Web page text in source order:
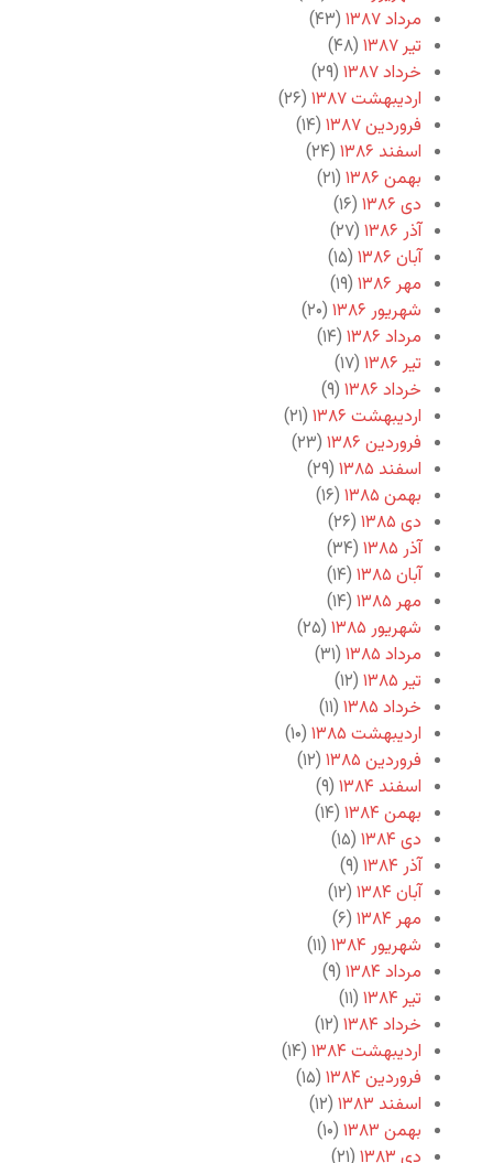
مرداد ۱۳۸۷
(۴۳)
تیر ۱۳۸۷
(۴۸)
خرداد ۱۳۸۷
(۲۹)
اردیبهشت ۱۳۸۷
(۲۶)
فروردین ۱۳۸۷
(۱۴)
اسفند ۱۳۸۶
(۲۴)
بهمن ۱۳۸۶
(۲۱)
دی ۱۳۸۶
(۱۶)
آذر ۱۳۸۶
(۲۷)
آبان ۱۳۸۶
(۱۵)
مهر ۱۳۸۶
(۱۹)
شهریور ۱۳۸۶
(۲۰)
مرداد ۱۳۸۶
(۱۴)
تیر ۱۳۸۶
(۱۷)
خرداد ۱۳۸۶
(۹)
اردیبهشت ۱۳۸۶
(۲۱)
فروردین ۱۳۸۶
(۲۳)
اسفند ۱۳۸۵
(۲۹)
بهمن ۱۳۸۵
(۱۶)
دی ۱۳۸۵
(۲۶)
آذر ۱۳۸۵
(۳۴)
آبان ۱۳۸۵
(۱۴)
مهر ۱۳۸۵
(۱۴)
شهریور ۱۳۸۵
(۲۵)
مرداد ۱۳۸۵
(۳۱)
تیر ۱۳۸۵
(۱۲)
خرداد ۱۳۸۵
(۱۱)
اردیبهشت ۱۳۸۵
(۱۰)
فروردین ۱۳۸۵
(۱۲)
اسفند ۱۳۸۴
(۹)
بهمن ۱۳۸۴
(۱۴)
دی ۱۳۸۴
(۱۵)
آذر ۱۳۸۴
(۹)
آبان ۱۳۸۴
(۱۲)
مهر ۱۳۸۴
(۶)
شهریور ۱۳۸۴
(۱۱)
مرداد ۱۳۸۴
(۹)
تیر ۱۳۸۴
(۱۱)
خرداد ۱۳۸۴
(۱۲)
اردیبهشت ۱۳۸۴
(۱۴)
فروردین ۱۳۸۴
(۱۵)
اسفند ۱۳۸۳
(۱۲)
بهمن ۱۳۸۳
(۱۰)